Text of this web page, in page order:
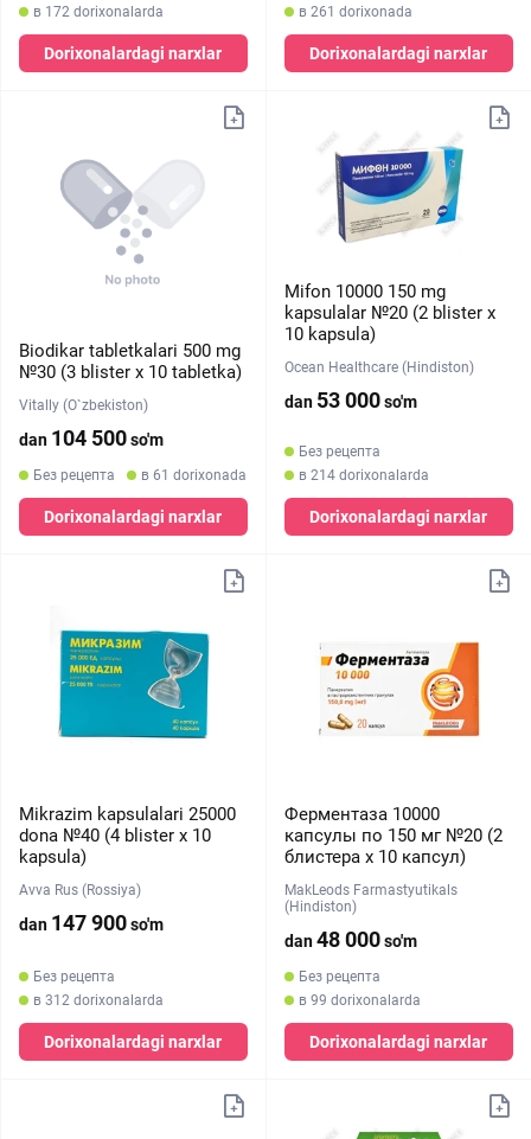
в 172 dorixonalarda
Dorixonalardagi narxlar
в 261 dorixonada
Dorixonalardagi narxlar
Biodikar tabletkalari 500 mg
№30 (3 blister х 10 tabletka)
Vitally (O`zbekiston)
dan 104 500so'm
Без рецепта в 61 dorixonada
Dorixonalardagi narxlar
Mifon 10000 150 mg
kapsulalar №20 (2 blister х
10 kapsula)
Ocean Healthcare (Hindiston)
dan 53 000so'm
Без рецепта
в 214 dorixonalarda
Dorixonalardagi narxlar
Mikrazim kapsulalari 25000
dona №40 (4 blister х 10
kapsula)
Avva Rus (Rossiya)
dan 147 900so'm
Без рецепта
в 312 dorixonalarda
Dorixonalardagi narxlar
Ферментаза 10000
капсулы по 150 мг №20 (2
блистера х 10 капсул)
MakLeods Farmastyutikals
(Hindiston)
dan48 000so'm
Без рецепта
в 99 dorixonalarda
Dorixonalardagi narxlar